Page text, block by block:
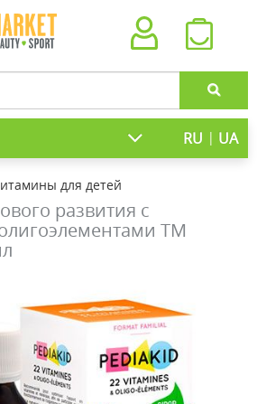
RU | UA
для детей
развития с
ТМ